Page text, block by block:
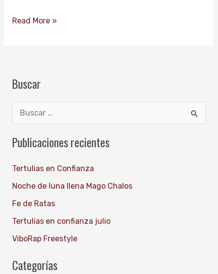
Read More »
Buscar
s
p
o
r
Publicaciones recientes
Tertulias en Confianza
Noche de luna llena Mago Chalos
Fe de Ratas
Tertulias en confianza julio
ViboRap Freestyle
Categorías